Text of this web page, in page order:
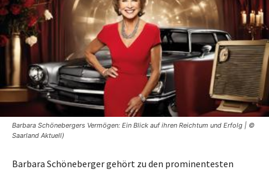
Barbara Schönebergers Vermögen: Ein Blick auf ihren Reichtum und Erfolg | ©
Saarland Aktuell)
Barbara Schöneberger gehört zu den prominentesten